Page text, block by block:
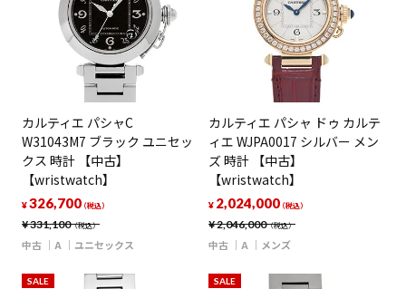
カルティエ パシャC
W31043M7 ブラック ユニセッ
クス 時計 【中古】
【wristwatch】
¥331,100（税込）
¥326,700（税込）
中古 A ユニセックス
カルティエ パシャ ドゥ カルテ
ィエ WJPA0017 シルバー メン
ズ 時計 【中古】
【wristwatch】
¥2,046,000（税込）
¥ 2,024,000（税込）
中古 A メンズ
SALE SALE